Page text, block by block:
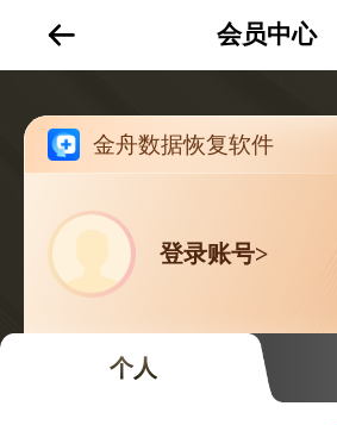
会员中心
金舟数据恢复软件
登录账号>
个人